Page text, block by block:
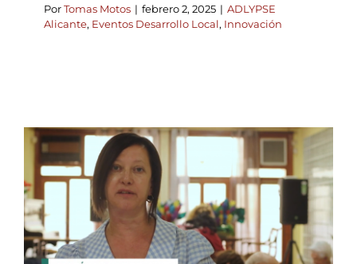
PorTomas Motos | febrero 2, 2025 | ADLYPSE
Alicante, Eventos Desarrollo Local, Innovación
¡No te pierdas el vídeo de
ADLYPSE: Respir
Familiar Monòver, María!
ADLYPSE Alicante ADLYPSE CV Asociacionismo y
participación Desarrollo rural Documentación